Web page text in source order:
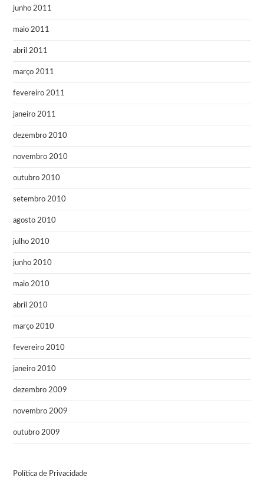
junho 2011
maio 2011
abril 2011
março 2011
fevereiro 2011
janeiro 2011
dezembro 2010
novembro 2010
outubro 2010
setembro 2010
agosto 2010
julho 2010
junho 2010
maio 2010
abril 2010
março 2010
fevereiro 2010
janeiro 2010
dezembro 2009
novembro 2009
outubro 2009
Política de Privacidade